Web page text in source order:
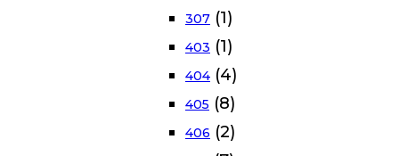
307 (1)
403 (1)
404 (4)
405 (8)
406 (2)